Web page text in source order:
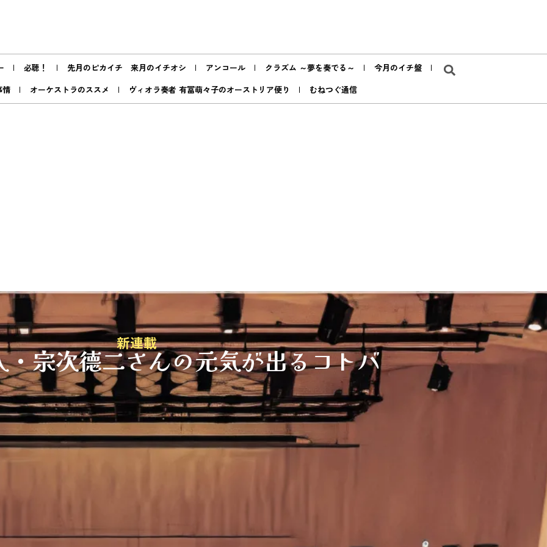
必聴！ 先月のピカイチ 来月のイチオシ アンコール クラズム ～夢を奏でる～
今月のイチ盤
情
オーケストラのススメ ヴィオラ奏者 有冨萌々子のオーストリア便り むねつぐ通信
新連載
宗次德二さんの元気が出るコトバ